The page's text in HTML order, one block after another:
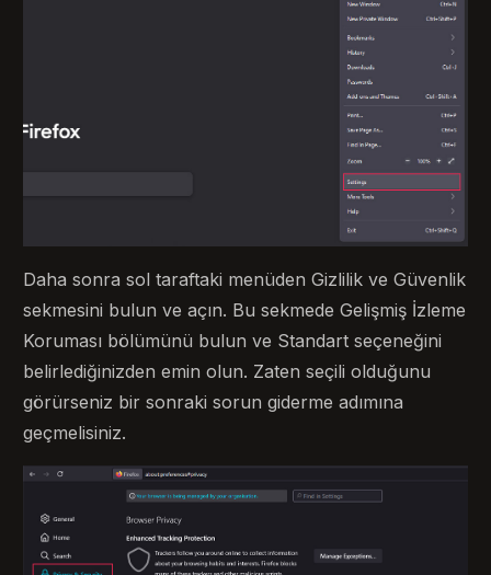
Daha sonra sol taraftaki menüden Gizlilik ve Güvenlik
sekmesini bulun ve açın. Bu sekmede Gelişmiş İzleme
Koruması bölümünü bulun ve Standart seçeneğini
belirlediğinizden emin olun. Zaten seçili olduğunu
görürseniz bir sonraki sorun giderme adımına
geçmelisiniz.